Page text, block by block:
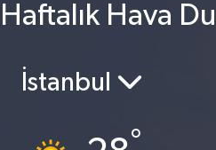
Haftalık Hava
İstanbul
°